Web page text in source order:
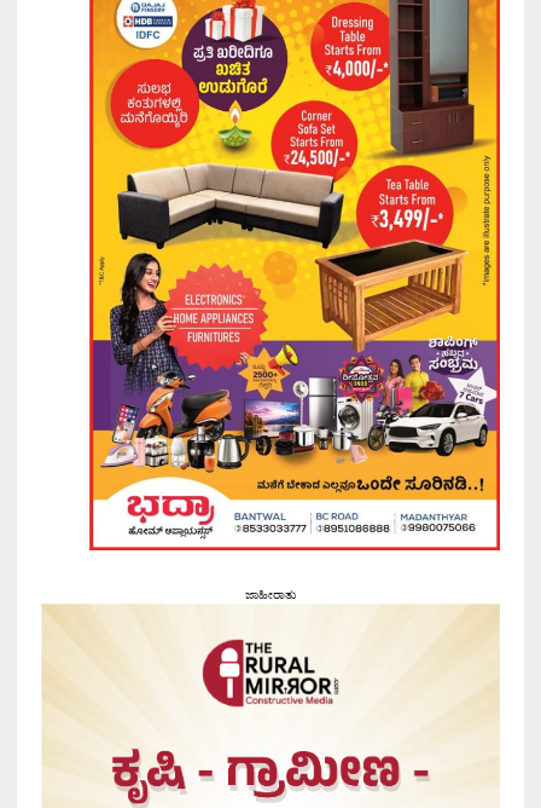
ಜಾಹೀರಾತು